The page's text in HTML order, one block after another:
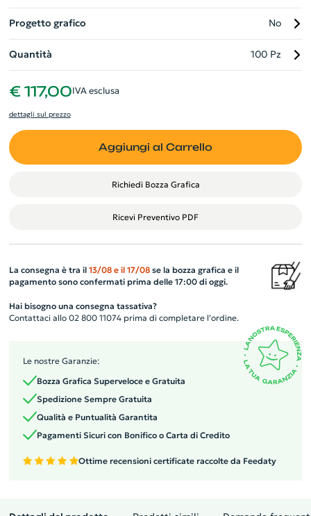
Progetto grafico No
Quantità 100 Pz
€ 117,00IVA esclusa
dettagli sul prezzo
Aggiungi al Carrello
Richiedi Bozza Grafica
Ricevi Preventivo PDF
La consegna è tra il 13/08 e il 17/08se la bozza grafica e il
pagamento sono confermati prima delle 17:00 di oggi.
Hai bisogno una consegna tassativa?
Contattaci allo 02 800 11074 prima di completare l’ordine.
Le nostre Garanzie:
Bozza Grafica Superveloce e Gratuita
Spedizione Sempre Gratuita
Qualità e Puntualità Garantita
Pagamenti Sicuri con Bonifico o Carta di Credito
Ottime recensioni certificate raccolte da Feedaty